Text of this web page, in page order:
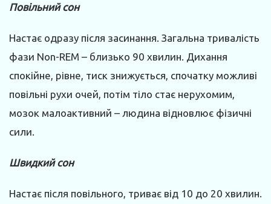
Повільний сон
Настає одразу після засинання. Загальна тривалість
фази Non-REM – близько 90 хвилин. Дихання
спокійне, рівне, тиск знижується, спочатку можливі
повільні рухи очей, потім тіло стає нерухомим,
мозок малоактивний – людина відновлює фізичні
сили.
Швидкий сон
Настає після повільного, триває від 10 до 20 хвилин.